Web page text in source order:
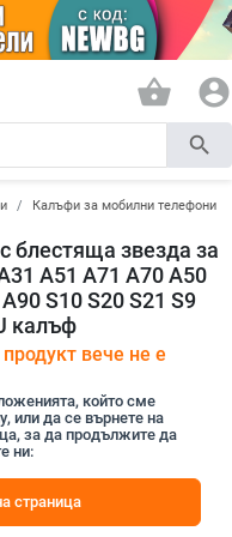
shopping_basket account_circle
search
Калъфи за мобилни телефони
блестяща звезда за
A51 A71 A70 A50
S10 S20 S21 S9
калъф
вече не е
който сме
или да се върнете на
за да продължите да
ни:
страница